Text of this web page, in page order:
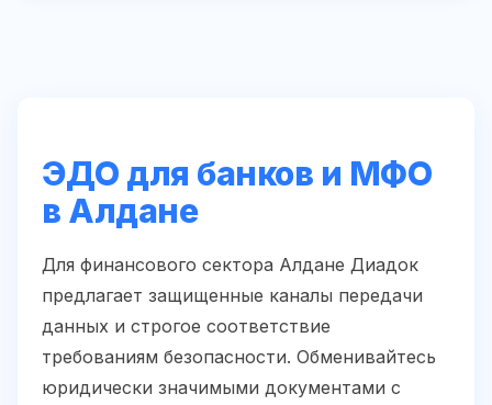
ЭДО для банков и МФО
в Алдане
Для финансового сектора Алдане Диадок
предлагает защищенные каналы передачи
данных и строгое соответствие
требованиям безопасности. Обменивайтесь
юридически значимыми документами с